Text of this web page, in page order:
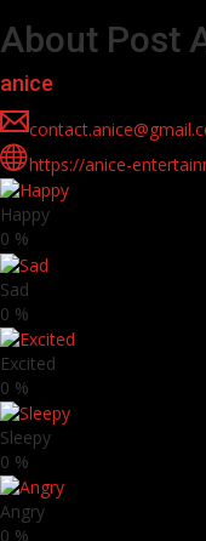
About Post
anice
https://anice-
Happy
0 %
Sad
0 %
Excited
0 %
Sleepy
0 %
Angry
0 %